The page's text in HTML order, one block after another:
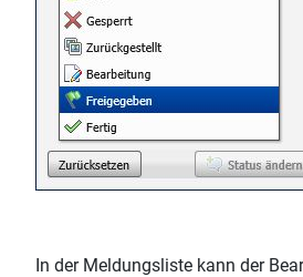
In der Meldungsliste kann der